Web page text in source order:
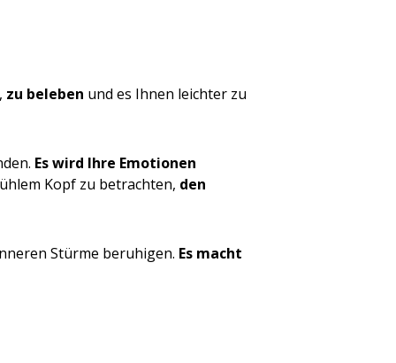
zu beleben und es Ihnen leichter zu
Es wird Ihre Emotionen
Kopf zu betrachten, den
Stürme beruhigen. Es macht